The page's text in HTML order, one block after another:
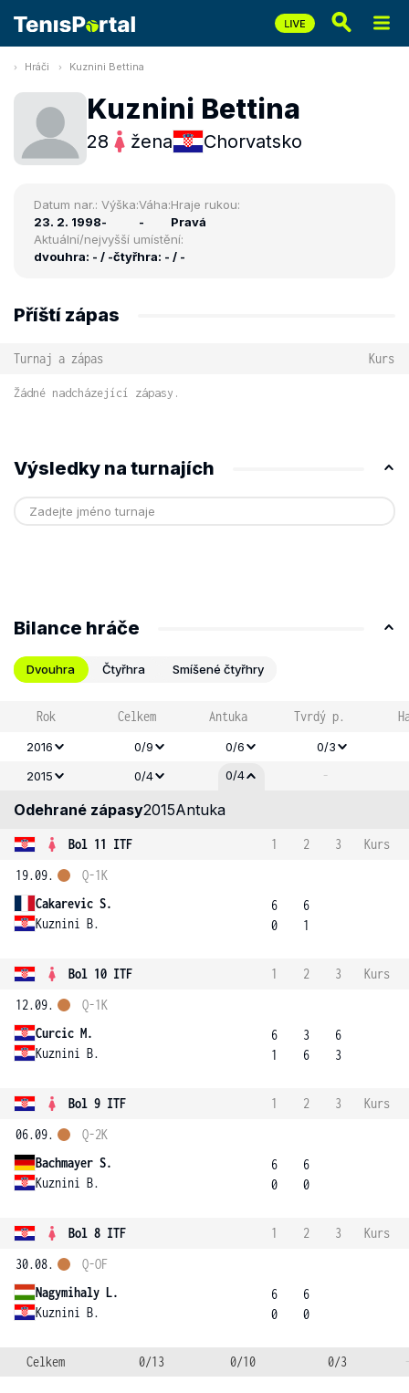
Hráči Kuznini Bettina
Kuznini Bettina
28 žena Chorvatsko
Datum nar.:
23. 2. 1998
Výška:
-
Váha:
-
Hraje rukou:
Pravá
Aktuální/nejvyšší umístění:
dvouhra: - / -čtyřhra: - / -
Příští zápas
Turnaj a zápas Kurs
Žádné nadcházející zápasy.
Výsledky na turnajích
Bilance hráče
Dvouhra Čtyřhra Smíšené čtyřhry
Rok Celkem Antuka Tvrdý p.
2016 0/9 0/6
0/3
2015
0/4 0/4 -
Odehrané zápasy2015Antuka
Bol 11 ITF 1 2 3
Kurs
19.09.
Cakarevic S.
Kuznini B.
Q-1K
6
0
6
1
Bol 10 ITF 1 2 3
Kurs
12.09.
Curcic M.
Kuznini B.
Q-1K
6
1
3
6
6
3
Bol 9 ITF 1 2 3
Kurs
06.09.
Bachmayer S.
Kuznini B.
Q-2K
6
0
6
0
Bol 8 ITF 1 2 3
Kurs
30.08.
Nagymihaly L.
Kuznini B.
Q-OF
6
0
6
0
Celkem 0/13 0/10 0/3